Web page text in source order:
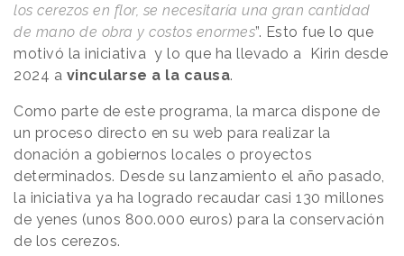
los cerezos en flor, se necesitaría una gran cantidad
de mano de obra y costos enormes”. Esto fue lo que
motivó la iniciativa y lo que ha llevado a Kirin desde
2024 a vincularse a la causa.
Como parte de este programa, la marca dispone de
un proceso directo en su web para realizar la
donación a gobiernos locales o proyectos
determinados. Desde su lanzamiento el año pasado,
la iniciativa ya ha logrado recaudar casi 130 millones
de yenes (unos 800.000 euros) para la conservación
de los cerezos.